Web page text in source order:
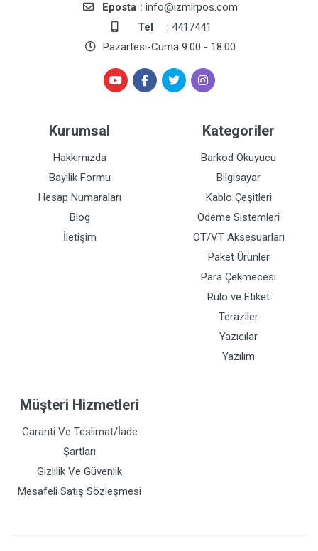
Eposta : info@izmirpos.com
Tel
: 4417441
Pazartesi-Cuma 9:00 - 18:00
Kurumsal
Hakkımızda
Bayilik Formu
Hesap Numaraları
Blog
İletişim
Kategoriler
Barkod Okuyucu
Bilgisayar
Kablo Çeşitleri
Ödeme Sistemleri
OT/VT Aksesuarları
Paket Ürünler
Para Çekmecesi
Rulo ve Etiket
Teraziler
Yazıcılar
Yazılım
Müşteri Hizmetleri
Garanti Ve Teslimat/İade
Şartları
Gizlilik Ve Güvenlik
Mesafeli Satış Sözleşmesi